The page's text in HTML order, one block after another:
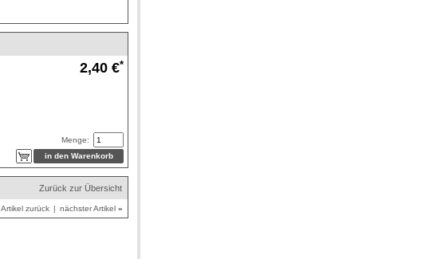
2,40 €*
Menge:
Zurück zur Übersicht
Artikel zurück | nächster Artikel »